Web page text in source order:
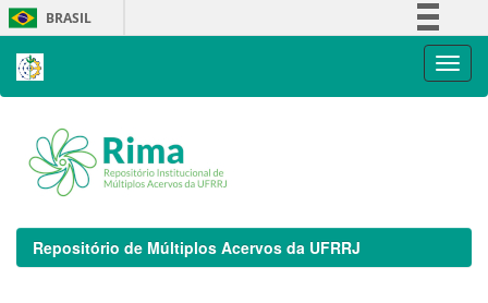
Skip
navigation
BRASIL
Repositório de Múltiplos Acervos da UFRRJ